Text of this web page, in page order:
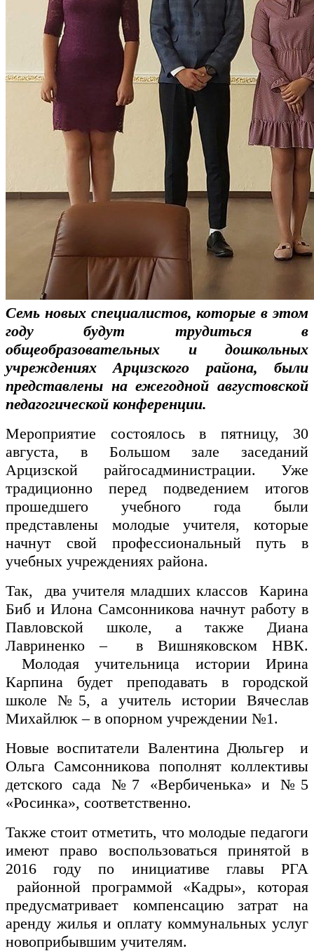
Семь новых специалистов, которые в этом
году будут трудиться в
общеобразовательных и дошкольных
учреждениях Арцизского района, были
представлены на ежегодной августовской
педагогической конференции.
Мероприятие состоялось в пятницу, 30
августа, в Большом зале заседаний
Арцизской райгосадминистрации. Уже
традиционно перед подведением итогов
прошедшего учебного года были
представлены молодые учителя, которые
начнут свой профессиональный путь в
учебных учреждениях района.
Так, два учителя младших классов Карина
Биб и Илона Самсонникова начнут работу в
Павловской школе, а также Диана
Лавриненко – в Вишняковском НВК.
Молодая учительница истории Ирина
Карпина будет преподавать в городской
школе №5, а учитель истории Вячеслав
Михайлюк – в опорном учреждении №1.
Новые воспитатели Валентина Дюльгер и
Ольга Самсонникова пополнят коллективы
детского сада №7 «Вербиченька» и №5
«Росинка», соответственно.
Также стоит отметить, что молодые педагоги
имеют право воспользоваться принятой в
2016 году по инициативе главы РГА
районной программой «Кадры», которая
предусматривает компенсацию затрат на
аренду жилья и оплату коммунальных услуг
новоприбывшим учителям.